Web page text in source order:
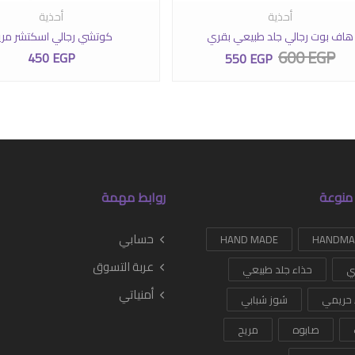
الخيارات على صفحة المنتج
من الأشكال المختلفة لهذا المنتج. يمكن اختيار الخيارات على صفحة المنتج
أحذية
هاف بوت رجالي جلد طبيعي بقري
600EGP السعر الأصلي هو: 600 EGP.
550EGP
أحذية
كوتشي رجالي اسكتشر
450EGP
HAND MADE
حذاء جلد طبيعي
حريمي
شوز شبابي
صابوه
مريح
روابط مهمة
حسابي
عربة التسوق
أمنياتي